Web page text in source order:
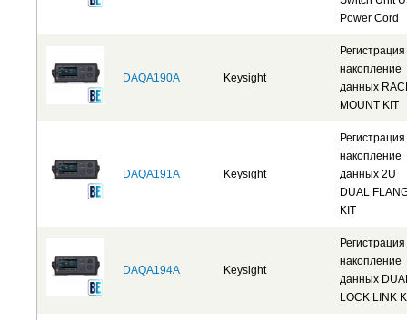
Power Cord
DAQA190A Keysight
накопление
данных
MOUNT KIT
DAQA191A Keysight
накопление
данных 2U
DUAL
KIT
DAQA194A Keysight
накопление
данных
LOCK LINK